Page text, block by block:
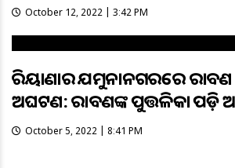
October 12, 2022 | 3:42 PM
ହରିୟାଣାର ଯମୁନାନଗରରେ
ଅଘଟଣ: ରାବଣଙ୍କ ପୁତ୍ତଳିକା ପଡ଼ି
October 5, 2022 | 8:41 PM